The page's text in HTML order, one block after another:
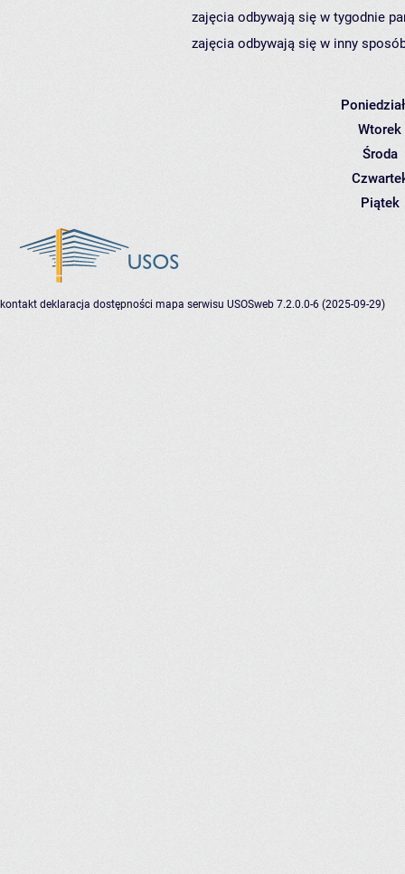
zajęcia odbywają się w tygodnie
zajęcia odbywają się w inny
Wtorek
Środa
Piątek
kontakt deklaracja dostępności mapa serwisu USOSweb 7.2.0.0-6 (2025-09-29)